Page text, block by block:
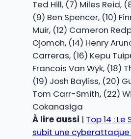
Ted Hill, (7) Miles Reid,
(9) Ben Spencer, (10)
Muir, (12) Cameron
Ojomoh, (14) Henry
Carreras, (16) Kepu
Francois Van Wyk, (18)
(19) Josh Bayliss, (20)
Tom Carr-Smith, (22)
Cokanasiga
À lire aussi | Top 14 :
subit une